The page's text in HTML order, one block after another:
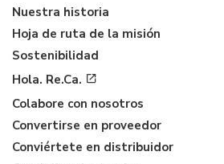
Nuestra historia
Hoja de ruta de la misión
Sostenibilidad
Hola. Re.Ca.
Colabore con nosotros
Convertirse en proveedor
Conviértete en distribuidor